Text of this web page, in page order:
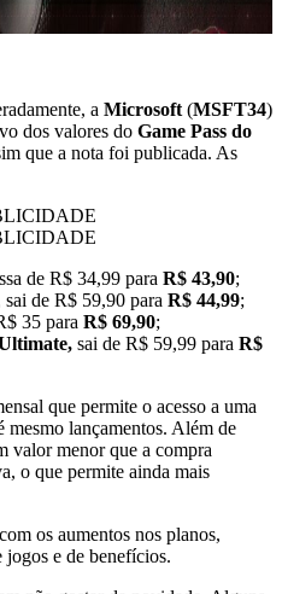
a Microsoft (MSFT34)
dos valores do Game Pass do
que a nota foi publicada. As
de R$ 34,99 para R$ 43,90;
sai de R$ 59,90 para R$ 44,99;
35 para R$ 69,90;
sai de R$ 59,99 para R$
que permite o acesso a uma
lançamentos. Além de
valor menor que a compra
o que permite ainda mais
os aumentos nos planos,
jogos e de benefícios.